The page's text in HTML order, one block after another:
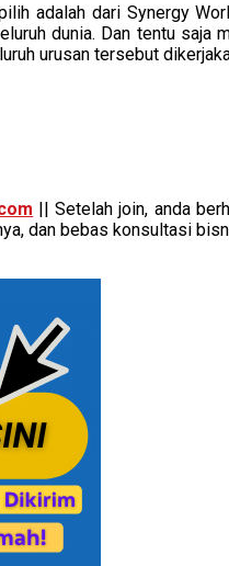
adalah dari Synergy
dunia. Dan tentu saja
urusan tersebut
|| Setelah join, anda
dan bebas konsultasi